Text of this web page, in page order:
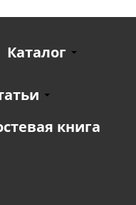
Каталог
книга